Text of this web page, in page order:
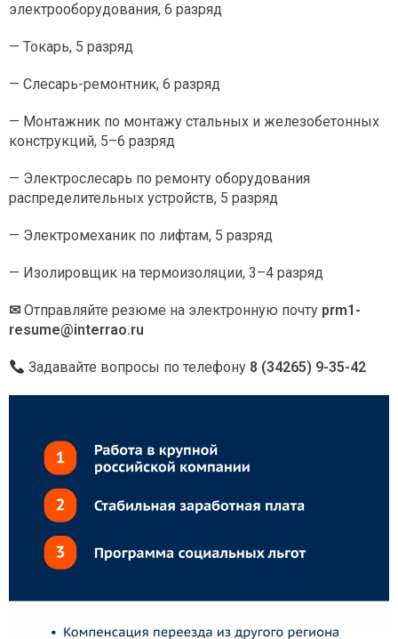
электрооборудования, 6 разряд
— Токарь, 5 разряд
— Слесарь-ремонтник, 6 разряд
— Монтажник по монтажу стальных и железобетонных
конструкций, 5–6 разряд
— Электрослесарь по ремонту оборудования
распределительных устройств, 5 разряд
— Электромеханик по лифтам, 5 разряд
— Изолировщик на термоизоляции, 3–4 разряд
✉ Отправляйте резюме на электронную почту prm1-
resume@interrao.ru
Задавайте вопросы по телефону 8 (34265) 9-35-42